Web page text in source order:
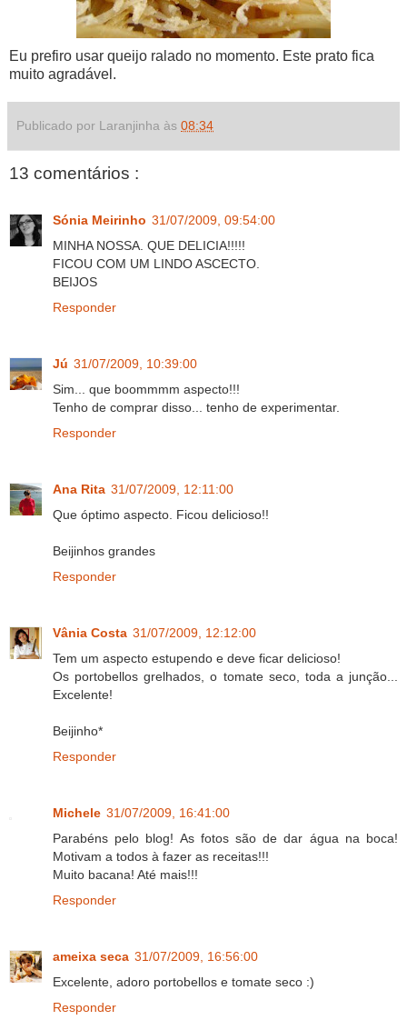
Eu prefiro usar queijo ralado no momento. Este prato fica
muito agradável.
Publicado por Laranjinha às 08:34
13 comentários :
Sónia Meirinho 31/07/2009, 09:54:00
MINHA NOSSA. QUE DELICIA!!!!!
FICOU COM UM LINDO ASCECTO.
BEIJOS
Responder
Jú 31/07/2009, 10:39:00
Sim... que boommmm aspecto!!!
Tenho de comprar disso... tenho de experimentar.
Responder
Ana Rita 31/07/2009, 12:11:00
Que óptimo aspecto. Ficou delicioso!!
Beijinhos grandes
Responder
Vânia Costa 31/07/2009, 12:12:00
Tem um aspecto estupendo e deve ficar delicioso!
Os portobellos grelhados, o tomate seco, toda a junção...
Excelente!
Beijinho*
Responder
Michele 31/07/2009, 16:41:00
Parabéns pelo blog! As fotos são de dar água na boca!
Motivam a todos à fazer as receitas!!!
Muito bacana! Até mais!!!
Responder
ameixa seca 31/07/2009, 16:56:00
Excelente, adoro portobellos e tomate seco :)
Responder